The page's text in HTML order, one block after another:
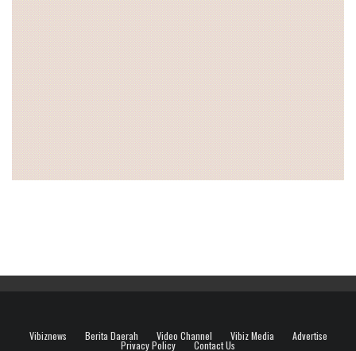
Vibiznews Berita Daerah Video Channel Vibiz Media Advertise
Privacy Policy Contact Us